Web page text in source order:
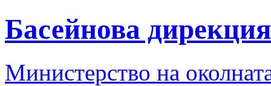
Басейнова
Министерство на